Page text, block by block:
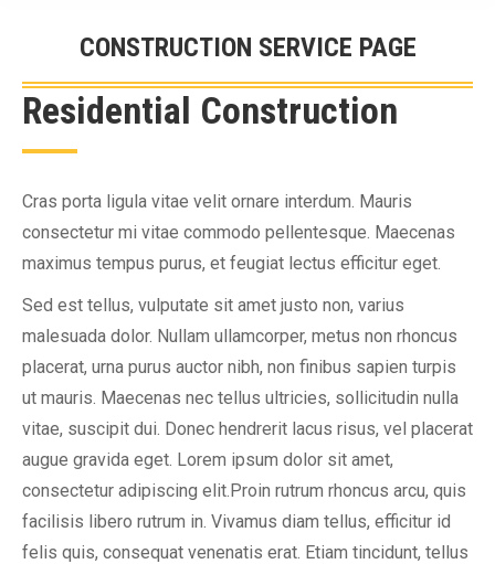
CONSTRUCTION SERVICE PAGE
Вы здесь:
Residential Construction
Cras porta ligula vitae velit ornare interdum. Mauris
consectetur mi vitae commodo pellentesque. Maecenas
maximus tempus purus, et feugiat lectus efficitur eget.
Sed est tellus, vulputate sit amet justo non, varius
malesuada dolor. Nullam ullamcorper, metus non rhoncus
placerat, urna purus auctor nibh, non finibus sapien turpis
ut mauris. Maecenas nec tellus ultricies, sollicitudin nulla
vitae, suscipit dui. Donec hendrerit lacus risus, vel placerat
augue gravida eget. Lorem ipsum dolor sit amet,
consectetur adipiscing elit.Proin rutrum rhoncus arcu, quis
facilisis libero rutrum in. Vivamus diam tellus, efficitur id
felis quis, consequat venenatis erat. Etiam tincidunt, tellus